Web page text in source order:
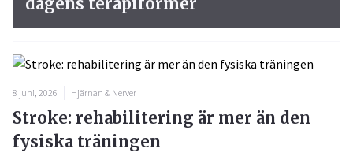
8 juni, 2026 Hjärnan & Nerver
Stroke: rehabilitering är mer än den
fysiska träningen